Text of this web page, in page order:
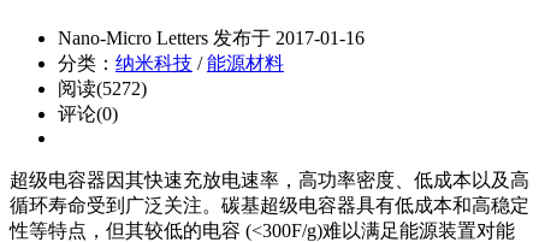
Nano-Micro Letters 发布于 2017-01-16
分类： 纳米科技 /能源材料
阅读(5272)
评论(0)
超级电容器因其快速充放电速率，高功率密度、低成本以及高
循环寿命受到广泛关注。碳基超级电容器具有低成本和高稳定
性等特点，但其较低的电容 (<300F/g)难以满足能源装置对能